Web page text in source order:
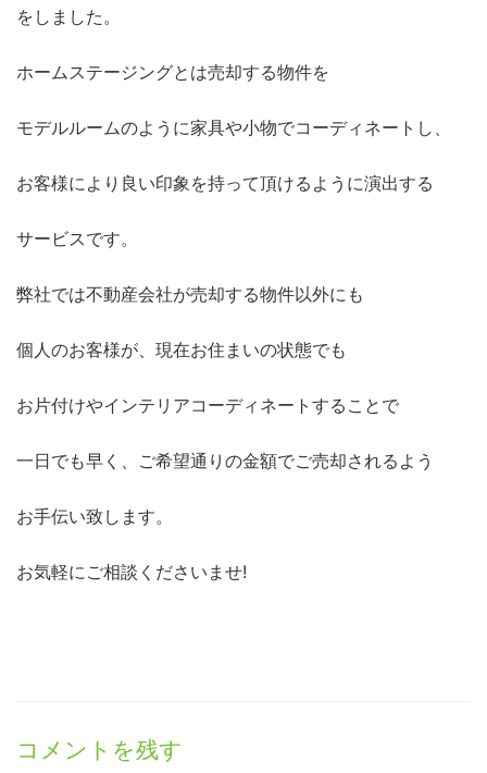
をしました。
ホームステージングとは売却する物件を
モデルルームのように家具や小物でコーディネートし、
お客様により良い印象を持って頂けるように演出する
サービスです。
弊社では不動産会社が売却する物件以外にも
個人のお客様が、現在お住まいの状態でも
お片付けやインテリアコーディネートすることで
一日でも早く、ご希望通りの金額でご売却されるよう
お手伝い致します。
お気軽にご相談くださいませ!
コメントを残す